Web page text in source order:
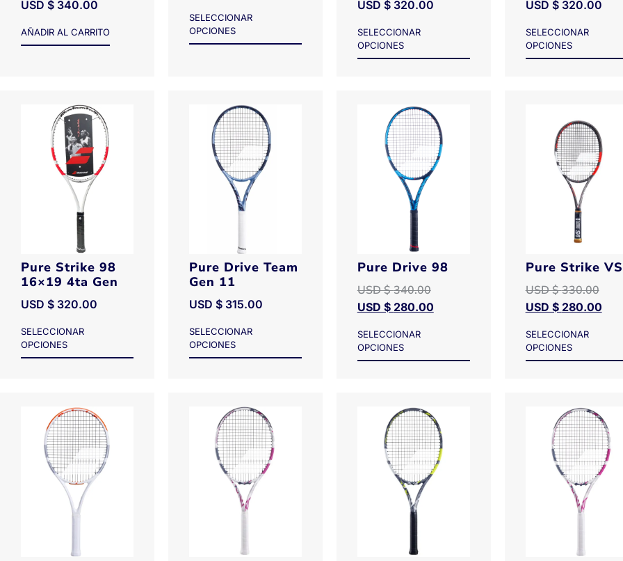
USD $ 340.00
AÑADIR AL CARRITO
SELECCIONAR
OPCIONES
USD $ 320.00
SELECCIONAR
OPCIONES
USD $ 320.00
SELECCIONAR
OPCIONES
Pure Strike 98
16×19 4ta Gen
USD $ 320.00
SELECCIONAR
OPCIONES
Pure Drive Team
Gen 11
USD $ 315.00
SELECCIONAR
OPCIONES
Pure Drive 98
USD $340.00
USD $ 280.00
SELECCIONAR
OPCIONES
Pure Strike VS
USD $330.00
USD $ 280.00
SELECCIONAR
OPCIONES